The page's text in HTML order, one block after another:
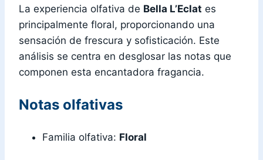
La experiencia olfativa de Bella L’Eclat es
principalmente floral, proporcionando una
sensación de frescura y sofisticación. Este
análisis se centra en desglosar las notas que
componen esta encantadora fragancia.
Notas olfativas
Familia olfativa: Floral